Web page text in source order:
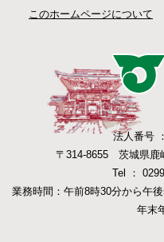
このホームページについて
法人番号
〒314-8655 茨城県鹿
Tel ：
業務時間：午前8時30分から午
年末